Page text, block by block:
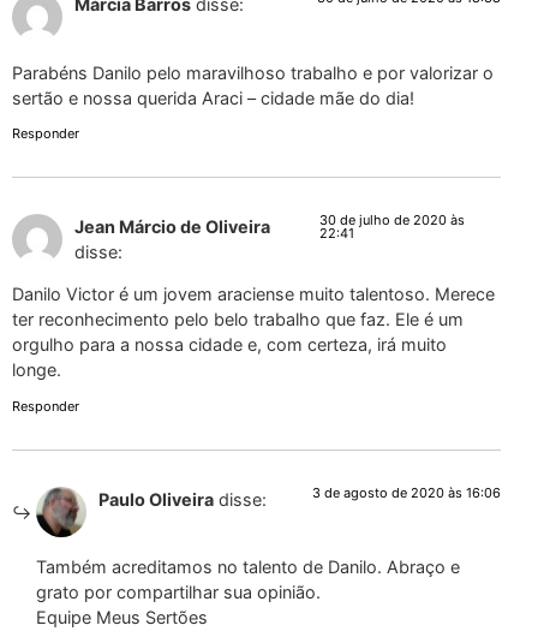
Márcia Barros disse:
Parabéns Danilo pelo maravilhoso trabalho e por valorizar o
sertão e nossa querida Araci – cidade mãe do dia!
Responder
Jean Márcio de Oliveira
disse:
30 de julho de 2020 às
22:41
Danilo Victor é um jovem araciense muito talentoso. Merece
ter reconhecimento pelo belo trabalho que faz. Ele é um
orgulho para a nossa cidade e, com certeza, irá muito
longe.
Responder
Paulo Oliveira disse: 3 de agosto de 2020 às 16:06
Também acreditamos no talento de Danilo. Abraço e
grato por compartilhar sua opinião.
Equipe Meus Sertões